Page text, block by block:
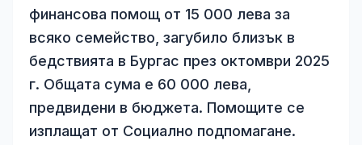
финансова помощ от 15 000 лева за
всяко семейство, загубило близък в
бедствията в Бургас през октомври 2025
г. Общата сума е 60 000 лева,
предвидени в бюджета. Помощите се
изплащат от Социално подпомагане.